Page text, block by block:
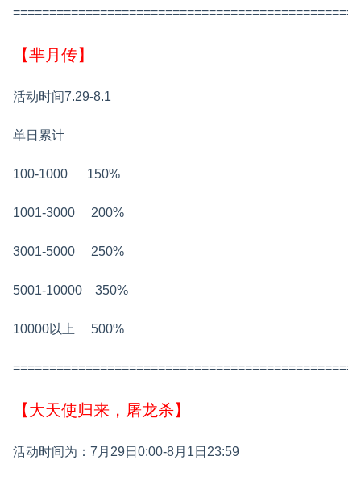
【芈月传】
活动时间7.29-8.1
单日累计
100-1000 150%
1001-3000 200%
3001-5000 250%
5001-10000 350%
10000以上 500%
【大天使归来，屠龙杀】
活动时间为：7月29日0:00-8月1日23:59